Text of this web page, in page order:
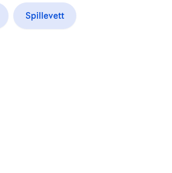
Spillevett